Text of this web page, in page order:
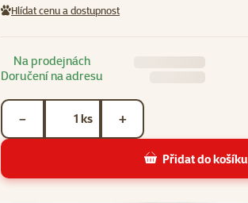
Hlídat cenu a dostupnost
Na prodejnách
Doručení na adresu
ks
− +
Přidat do košíku